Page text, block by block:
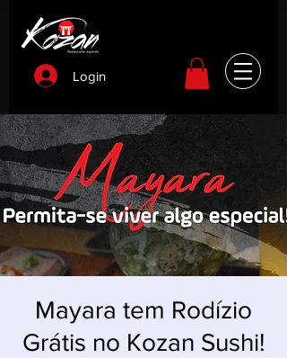
Login
Mayara tem Rodízio
Grátis no Kozan Sushi!